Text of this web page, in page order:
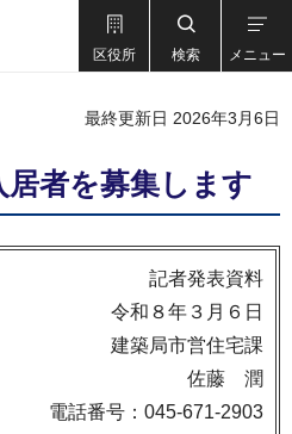
区役所 検索 メニュー
最終更新日 2026年3月6日
者を募集します
記者発表資料
令和８年３月６日
建築局市営住宅課
佐藤 潤
電話番号：045-671-2903